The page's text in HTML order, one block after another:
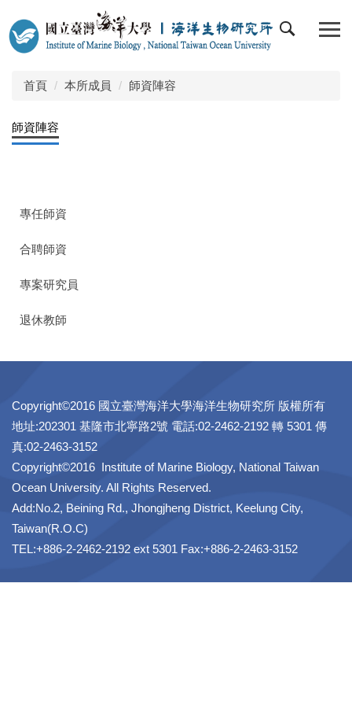
到
主
首頁 本所成員 師資陣容
師資陣容
專任師資
合聘師資
專案研究員
退休教師
Copyright©2016 國立臺灣海洋大學海洋生物研究所 版權所有
地址:202301 基隆市北寧路2號 電話:02-2462-2192 轉 5301 傳
真:02-2463-3152
Copyright©2016 Institute of Marine Biology, National Taiwan
Ocean University. All Rights Reserved.
Add:No.2, Beining Rd., Jhongjheng District, Keelung City,
Taiwan(R.O.C)
TEL:+886-2-2462-2192 ext 5301 Fax:+886-2-2463-3152